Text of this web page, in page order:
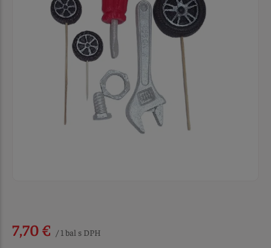
7,70 € / 1 bal s DPH